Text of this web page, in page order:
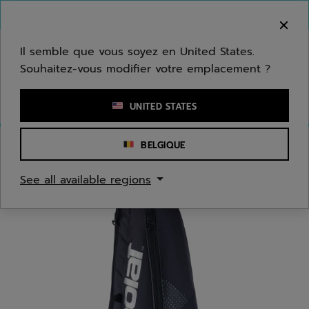
Saisir un mot clé ou un numéro d'article
Il semble que vous soyez en United States.
Souhaitez-vous modifier votre emplacement ?
UNITED STATES
BELGIQUE
See all available regions